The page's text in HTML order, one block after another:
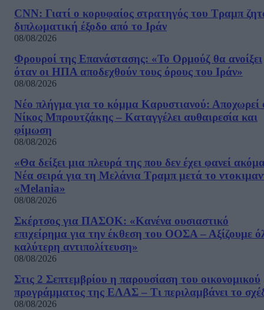
CNN: Γιατί ο κορυφαίος στρατηγός του Τραμπ
διπλωματική έξοδο από το Ιράν
08/08/2026
Φρουροί της Επανάστασης: «Το Ορμούζ θα ανοίξει
όταν οι ΗΠΑ αποδεχθούν τους όρους του Ιράν»
08/08/2026
Νέο πλήγμα για το κόμμα Καρυστιανού: Αποχωρεί
Νίκος Μπρουτζάκης – Καταγγέλει αυθαιρεσία και
φίμωση
08/08/2026
«Θα δείξει μια πλευρά της που δεν έχει φανεί
Νέα σειρά για τη Μελάνια Τραμπ μετά το
«Melania»
08/08/2026
Σκέρτσος για ΠΑΣΟΚ: «Κανένα ουσιαστικό
επιχείρημα για την έκθεση του ΟΟΣΑ – Αξίζουμε
καλύτερη αντιπολίτευση»
08/08/2026
Στις 2 Σεπτεμβρίου η παρουσίαση του οικονομικού
προγράμματος της ΕΛΑΣ – Τι περιλαμβάνει το
08/08/2026